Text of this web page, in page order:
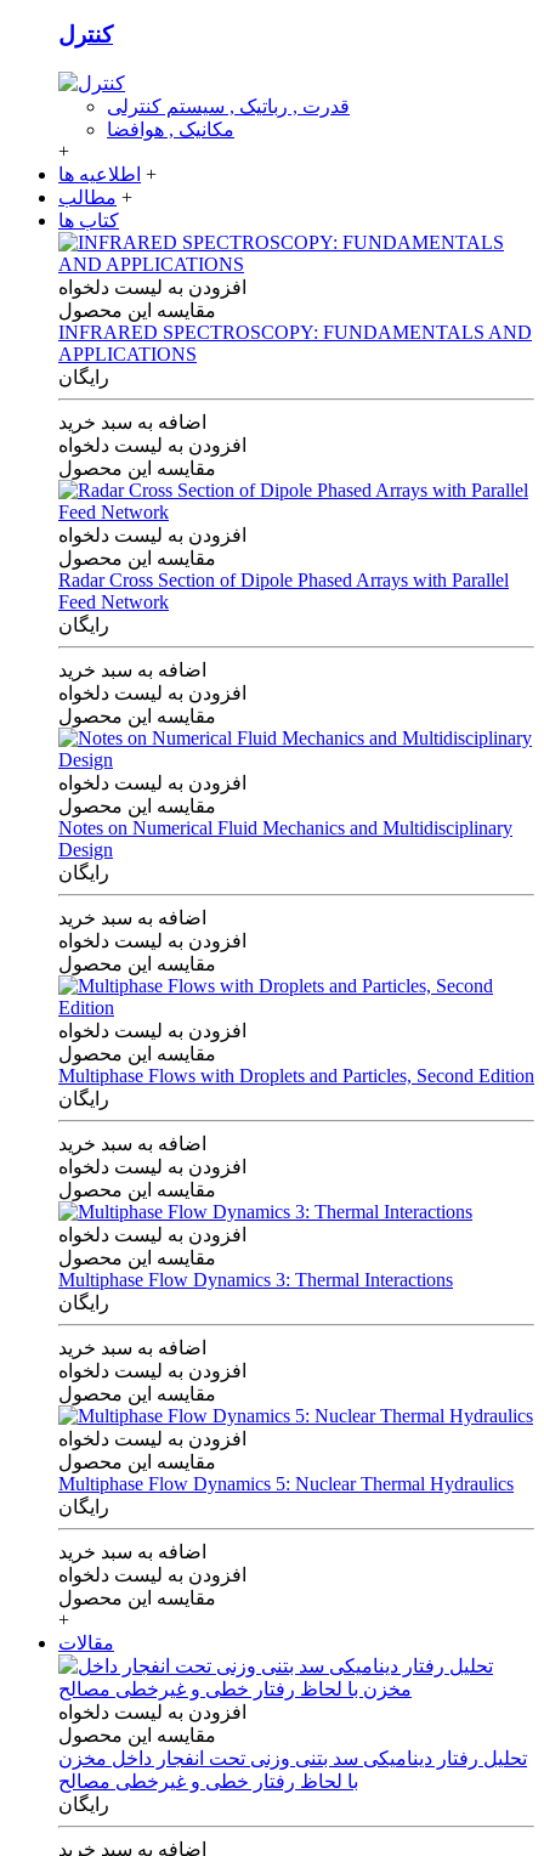
کنترل
قدرت , رباتیک , سیستم کنترلی
مکانیک , هوافضا
+
اطلاعیه ها +
مطالب +
کتاب ها
افزودن به لیست دلخواه
مقایسه این محصول
INFRARED SPECTROSCOPY: FUNDAMENTALS AND
APPLICATIONS
رایگان
اضافه به سبد خرید
افزودن به لیست دلخواه
مقایسه این محصول
افزودن به لیست دلخواه
مقایسه این محصول
Radar Cross Section of Dipole Phased Arrays with Parallel
Feed Network
رایگان
اضافه به سبد خرید
افزودن به لیست دلخواه
مقایسه این محصول
افزودن به لیست دلخواه
مقایسه این محصول
Notes on Numerical Fluid Mechanics and Multidisciplinary
Design
رایگان
اضافه به سبد خرید
افزودن به لیست دلخواه
مقایسه این محصول
افزودن به لیست دلخواه
مقایسه این محصول
Multiphase Flows with Droplets and Particles, Second Edition
رایگان
اضافه به سبد خرید
افزودن به لیست دلخواه
مقایسه این محصول
افزودن به لیست دلخواه
مقایسه این محصول
Multiphase Flow Dynamics 3: Thermal Interactions
رایگان
اضافه به سبد خرید
افزودن به لیست دلخواه
مقایسه این محصول
افزودن به لیست دلخواه
مقایسه این محصول
Multiphase Flow Dynamics 5: Nuclear Thermal Hydraulics
رایگان
اضافه به سبد خرید
افزودن به لیست دلخواه
مقایسه این محصول
+
مقالات
افزودن به لیست دلخواه
مقایسه این محصول
تحلیل رفتار دینامیکی سد بتنی وزنی تحت انفجار داخل مخزن
با لحاظ رفتار خطی و غیرخطی مصالح
رایگان
اضافه به سبد خرید